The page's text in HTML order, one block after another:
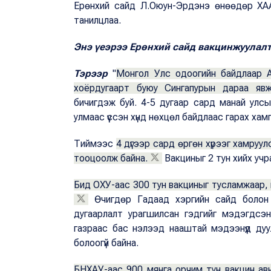
Ерөнхий сайд Л.Оюун-Эрдэнэ өнөөдөр
танилцлаа.
Энэ үеэрээ Ерөнхий сайд
Тэрээр"Монгол Улс одоогийн байдлаар
хоёрдугаарт буюу Сингапурын дараа
бичигдэж буй. 4-5 дугаар сард манай
улмаас үүссэн хүнд нөхцөл байдлаас гарах
Тиймээс 4 дүгээр сард өргөн хүрээг
тооцоолж байна.
Вакциныг 2 тун хийх
Бид ОХУ-аас 300 тун вакциныг
Өчигдөр Гадаад хэргийн сайд
дугаарлалт урагшилсан гэдгийг
газраас бас нэлээд нааштай мэдээнүүд
болоогүй байна.